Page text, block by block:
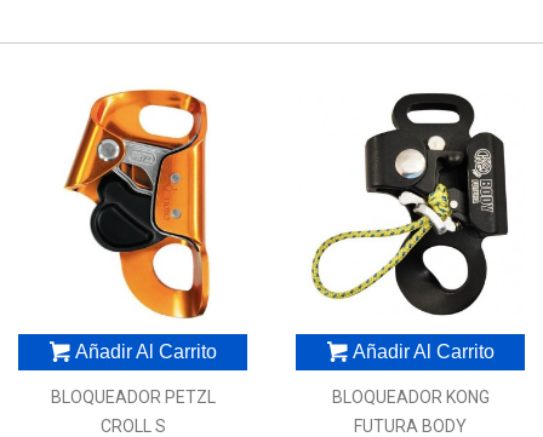
Añadir Al Carrito
BLOQUEADOR PETZL
CROLL S
Añadir Al Carrito
BLOQUEADOR KONG
FUTURA BODY